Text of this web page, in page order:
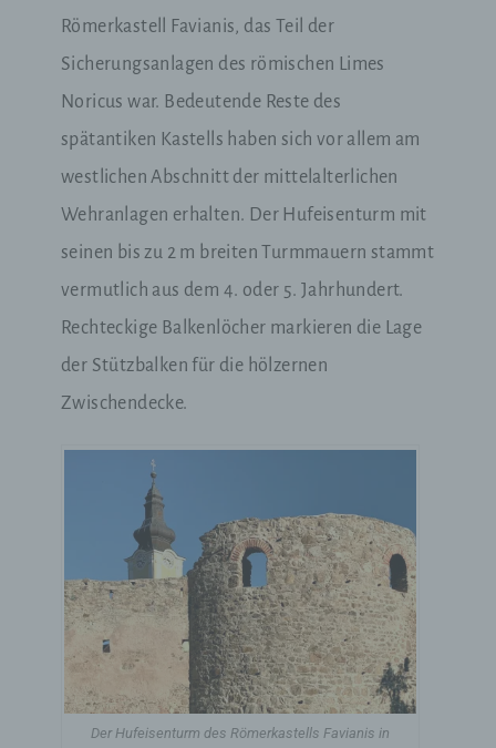
Römerkastell Favianis, das Teil der
Sicherungsanlagen des römischen Limes
Noricus war. Bedeutende Reste des
spätantiken Kastells haben sich vor allem am
westlichen Abschnitt der mittelalterlichen
Wehranlagen erhalten. Der Hufeisenturm mit
seinen bis zu 2 m breiten Turmmauern stammt
vermutlich aus dem 4. oder 5. Jahrhundert.
Rechteckige Balkenlöcher markieren die Lage
der Stützbalken für die hölzernen
Zwischendecke.
Der Hufeisenturm des Römerkastells Favianis in